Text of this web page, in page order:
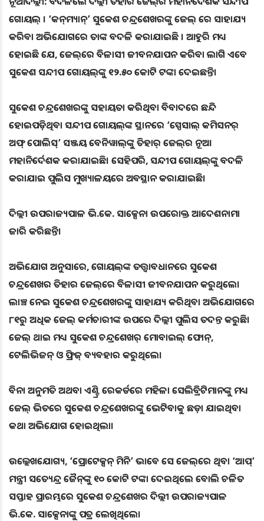
ଗୋୟଲ୍‌ । ‘କନ୍‌ମ୍ୟାନ୍‌’ ସୁକେଶ ଚନ୍ଦ୍ରଶେଖରଙ୍କୁ ଜେଲ୍ ରେ ସାହାଯ୍ୟ
କରିବା ଅଭିଯୋଗରେ ତାଙ୍କ ବଦଳି କରାଯାଇଛି । ଆହୁରି ମଧ୍ୟ
ହୋଇଛି ଯେ, ଜେଲ୍‌ରେ ବିଳାସୀ ଜୀବନଯାପନ କରିବା ଲାଗି ଏବେ
ସୁକେଶ ସନ୍ଦୀପ ଗୋୟଲ୍‌ଙ୍କୁ ୧୨.୫୦ କ‌ୋଟି ଟଙ୍କା ଦେଇଛନ୍ତି।
ସୁକେଶ ଚନ୍ଦ୍ରଶେଖରଙ୍କୁ ସହାୟତା କରିଥିବା ବିବାଦରେ ଛନ୍ଦି
ହୋଇପଡ଼ିଥିବା ସନ୍ଦୀପ ଗୋୟଲ୍‌ଙ୍କ ସ୍ଥାନରେ ‘ସ୍ପେସାଲ୍‌ କମିସନର୍‌
ଅଫ୍‌ ପୋଲିସ୍‌’ ସଞ୍ଜୟ ବେନିୱାଲ୍‌ଙ୍କୁ ତିହାର୍‌ ଜେଲ୍‌ର ନୂଆ
ମହାନିର୍ଦେଶକ କରାଯାଇଛି। ସେହିପରି, ସନ୍ଦୀପ ଗୋୟଲ୍‌ଙ୍କୁ ବଦଳି
କରାଯାଇ ପୁଲିସ ମୁଖ୍ୟାଳୟରେ ଅବସ୍ଥାନ କରାଯାଇଛି।
ଦିଲ୍ଲୀ ଉପରାଜ୍ୟପାଳ ଭି.କେ. ସାକ୍ସେନା ଉପରୋକ୍ତ ଆଦେଶନାମା
ଜାରି କରିଛନ୍ତି।
ଅଭିଯୋଗ ଅନୁସାରେ, ଗୋୟଲ୍‌ଙ୍କ ତତ୍ତ୍ବାବଧାନରେ ସୁକେଶ
ଚନ୍ଦ୍ରଶେଖର ତିହାର ଜେଲ୍‌ରେ ବିଳାସୀ ଜୀବନଯାପନ କରୁଥିଲେ।
ଲାଞ୍ଚ ନେଇ ସୁକେଶ ଚନ୍ଦ୍ରଶେଖରଙ୍କୁ ସାହାଯ୍ୟ କରିଥିବା ଅଭିଯୋଗରେ
୮୧ରୁ ଅଧିକ ଜେଲ୍‌ କର୍ମଚାରୀଙ୍କ ଉପରେ ଦିଲ୍ଲୀ ପୁଲିସ ତଦନ୍ତ କରୁଛି।
ଜେଲ୍‌ ଥାଇ ମଧ୍ୟ ସୁକେଶ ଚନ୍ଦ୍ରଶେଖର୍‌ ମୋବାଇଲ୍‌ ଫୋନ୍‌,
ଟେଲିଭିଜନ୍‌ ଓ ଫ୍ରିଜ୍‌ ବ୍ୟବହାର କରୁଥିଲେ।
ବିନା ଅନୁମତି ଅଥବା ଏଣ୍ଟ୍ରି ରେକର୍ଡରେ ମହିଳା ସେଲିବ୍ରିଟିମାନଙ୍କୁ ମଧ୍ୟ
ଜେଲ୍‌ ଭିତରେ ସୁକେଶ ଚନ୍ଦ୍ରଶେଖରଙ୍କୁ ଭେଟିବାକୁ ଛଡ଼ା ଯାଇଥିବା
କଥା ଅଭିଯୋଗ ହୋଇଥିଲା।
ଉଲ୍ଲେଖଯୋଗ୍ୟ, ‘ପ୍ରୋଟେକ୍ସନ୍‌ ମିନି’ ଭାବେ ସେ ଜେଲ୍‌ରେ ଥିବା ‘ଆପ୍‌’
ମନ୍ତ୍ରୀ ସତ୍ୟେନ୍ଦ୍ର ଜୈନ୍‌ଙ୍କୁ ୧୦ କୋଟି ଟଙ୍କା ଦେଇଥିଲେ ବୋଲି ଚଳିତ
ସପ୍ତାହ ପ୍ରାରମ୍ଭରେ ସୁକେଶ ଚନ୍ଦ୍ରଶେଖର ଦିଲ୍ଲୀ ଉପରାଜ୍ୟପାଳ
ଭି.କେ. ସାକ୍ସେନାଙ୍କୁ ପତ୍ର ଲେଖିଥିଲେ।